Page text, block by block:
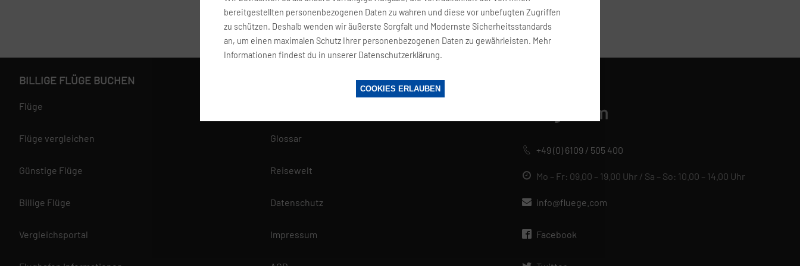
bereitgestellten personenbezogenen Daten zu wahren und diese vor unbefugten Zugriffen
zu schützen. Deshalb wenden wir äußerste Sorgfalt und Modernste Sicherheitsstandards
an, um einen maximalen Schutz Ihrer personenbezogenen Daten zu gewährleisten. Mehr
Informationen findest du in unserer Datenschutzerklärung.
COOKIES ERLAUBEN
BILLIGE FLÜGE BUCHEN
Flüge
Flüge vergleichen
Günstige Flüge
Billige Flüge
Vergleichsportal
Glossar
Reisewelt
Datenschutz
Impressum
fluege.com
+49 (0) 6109 / 505 400
Mo – Fr: 09.00 – 19.00 Uhr / Sa – So: 10.00 – 14.00 Uhr
info@fluege.com
Facebook